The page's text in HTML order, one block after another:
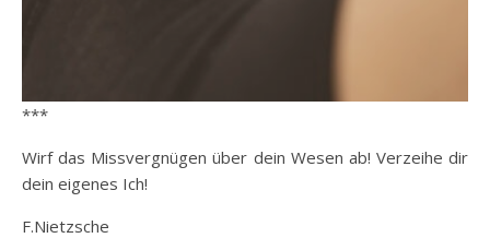
***
Wirf das Missvergnügen über dein Wesen ab! Verzeihe dir
dein eigenes Ich!
F.Nietzsche